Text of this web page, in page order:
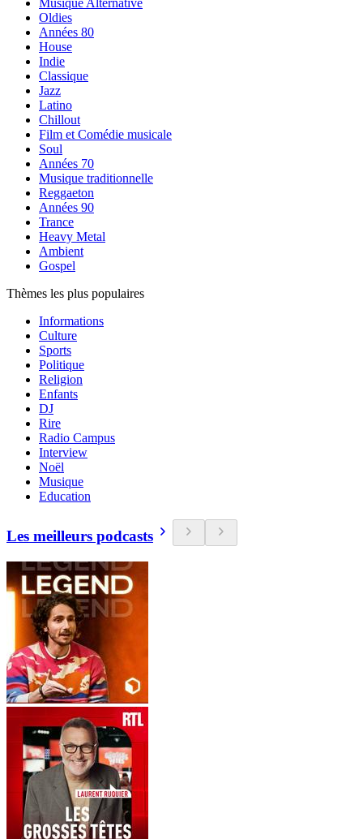
Musique Alternative
Oldies
Années 80
House
Indie
Classique
Jazz
Latino
Chillout
Film et Comédie musicale
Soul
Années 70
Musique traditionnelle
Reggaeton
Années 90
Trance
Heavy Metal
Ambient
Gospel
Thèmes les plus populaires
Informations
Culture
Sports
Politique
Religion
Enfants
DJ
Rire
Radio Campus
Interview
Noël
Musique
Education
Les meilleurs podcasts